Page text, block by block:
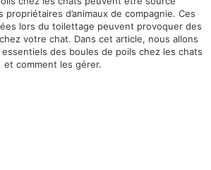
propriétaires d’animaux de compagnie. Ces
lors du toilettage peuvent provoquer des
votre chat. Dans cet article, nous allons
des boules de poils chez les chats
et comment les gérer.